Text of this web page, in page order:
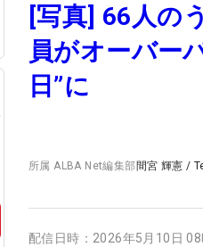
[写真] 66人の
員がオーバー
日”に
所属ALBA Net編集部間宮 輝憲 /
配信日時： 2026年5月10日